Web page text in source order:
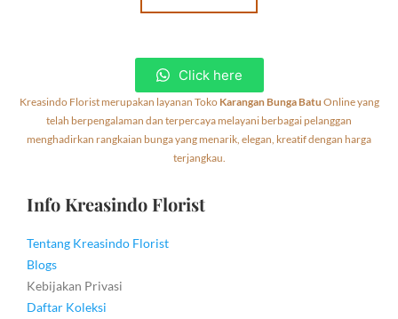
Click here
Kreasindo Florist merupakan layanan Toko Karangan Bunga Batu Online yang
telah berpengalaman dan terpercaya melayani berbagai pelanggan
menghadirkan rangkaian bunga yang menarik, elegan, kreatif dengan harga
terjangkau.
Info Kreasindo Florist
Tentang Kreasindo Florist
Blogs
Kebijakan Privasi
Daftar Koleksi